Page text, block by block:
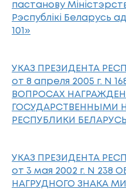
пастанову
Рэспублікі Беларусь
101»
УКАЗ ПРЕЗИДЕНТА
от 8 апреля 2005 г. N
ВОПРОСАХ
ГОСУДАРСТВЕННЫМИ
РЕСПУБЛИКИ БЕЛАРУСЬ
УКАЗ ПРЕЗИДЕНТА
от 3 мая 2002 г. N 238
НАГРУДНОГО ЗНАКА